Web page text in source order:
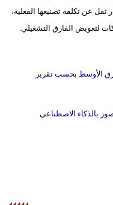
تقل عن تكلفة تصنيعها الفعلية،
لتعويض الفارق التشغيلي.
الأوسط بحسب تقرير
بالذكاء الاصطناعي